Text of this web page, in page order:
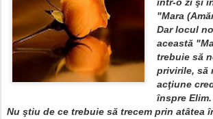
"Mara
Dar locul
această "
trebuie să
privirile, să
acţiune
înspre Elim.
Nu ştiu de ce trebuie să trecem prin atâtea